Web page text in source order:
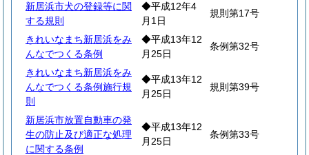
新居浜市犬の登録等に関
する規則
◆平成12年4
月1日
規則第17号
きれいなまち新居浜をみ
んなでつくる条例
◆平成13年12
月25日
条例第32号
きれいなまち新居浜をみ
んなでつくる条例施行規
則
◆平成13年12
月25日
規則第39号
新居浜市放置自動車の発
生の防止及び適正な処理
に関する条例
◆平成13年12
月25日
条例第33号